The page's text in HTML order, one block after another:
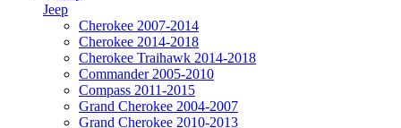
Jeep
Cherokee 2007-2014
Cherokee 2014-2018
Cherokee Traihawk 2014-2018
Commander 2005-2010
Compass 2011-2015
Grand Cherokee 2004-2007
Grand Cherokee 2010-2013